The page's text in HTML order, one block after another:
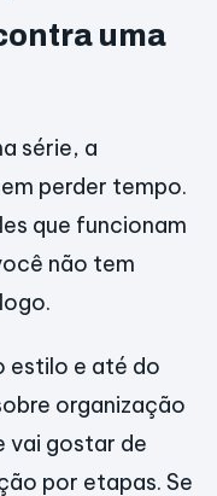
uma
série, a
perder tempo.
que funcionam
não tem
estilo e até do
organização
vai gostar de
por etapas. Se